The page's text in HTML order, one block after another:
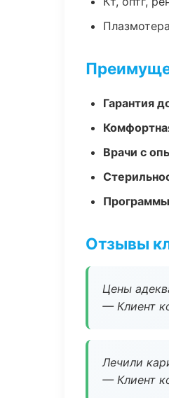
Гарантия
Врачи с
Отзывы
Цены
— Клиент
Лечили
— Клиент